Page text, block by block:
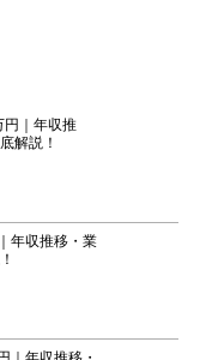
円｜年収推
解説！
年収推移・業